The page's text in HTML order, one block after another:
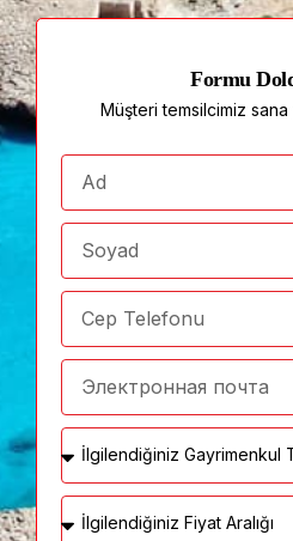
Formu
Müşteri temsilcimiz sana